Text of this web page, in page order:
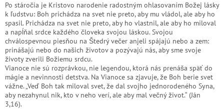
Po stáročia je Kristovo narodenie radostným ohlasovaním Božej lásky
k ľudstvu: Boh prichádza na svet nie preto, aby mu vládol, ale aby ho
spasil. Prichádza na svet nie preto, aby ho vlastnil, ale aby ho miloval
a napĺňal srdce každého človeka svojou láskou. Svojou
chválospevnou piesňou na Štedrý večer anjeli spájajú nebo a zem:
prinášajú nebo do našich životov a pozývajú nás, aby sme svoje
životy zverili Božiemu srdcu.
Vianoce nie sú rozprávkou, nie legendou, ktorá nás prenáša späť do
mágie a nevinnosti detstva. Na Vianoce sa zjavuje, že Boh berie svet
vážne. „Veď Boh tak miloval svet, že dal svojho jednorodeného Syna,
aby nezahynul nik, kto v neho verí, ale aby mal večný život.“ (Ján
3,16).